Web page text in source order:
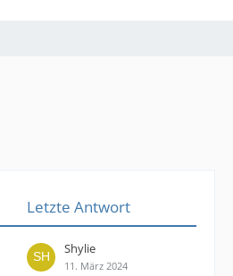
Letzte Antwort
Shylie
11. März 2024